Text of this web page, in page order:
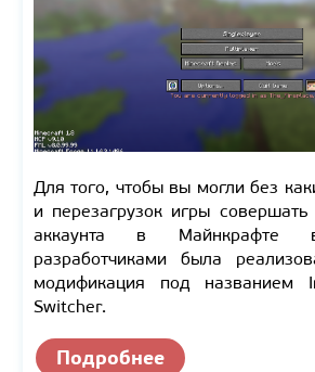
Для того, чтобы вы могли без
и перезагрузок игры
аккаунта в Майнкрафте
разработчиками была
модификация под названием
Switcher.
Подробнее